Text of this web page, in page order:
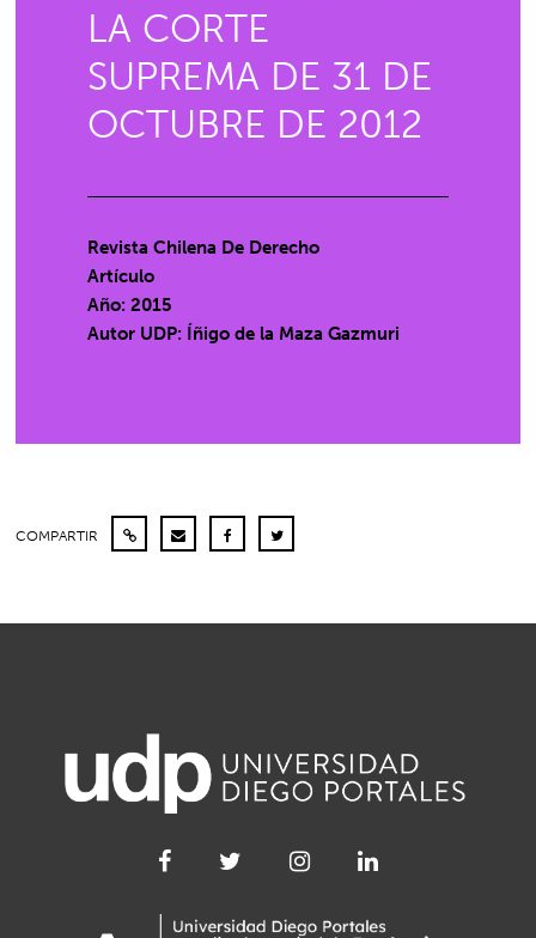
LA CORTE
SUPREMA DE 31 DE
OCTUBRE DE 2012
Revista Chilena De Derecho
Artículo
Año: 2015
Autor UDP: Íñigo de la Maza Gazmuri
COMPARTIR